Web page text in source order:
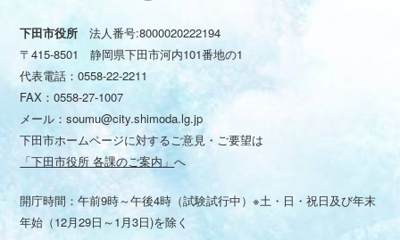
下田市役所 法人番号:8000020222194
〒415-8501 静岡県下田市河内101番地の1
代表電話：0558-22-2211
FAX：0558-27-1007
メール：soumu@city.shimoda.lg.jp
下田市ホームページに対するご意見・ご要望は
「下田市役所 各課のご案内」へ
開庁時間：午前9時～午後4時（試験試行中）※土・日・祝日及び年末
年始（12月29日～1月3日)を除く